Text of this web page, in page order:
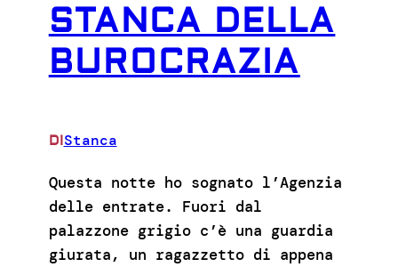
STANCA DELLA
BUROCRAZIA
DIStanca
Questa notte ho sognato l’Agenzia
delle entrate. Fuori dal
palazzone grigio c’è una guardia
giurata, un ragazzetto di appena